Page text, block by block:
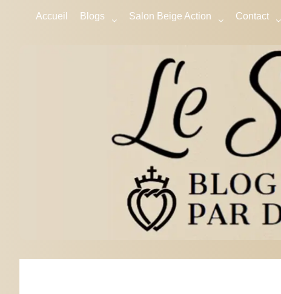
Accueil Blogs Salon Beige Action Contact